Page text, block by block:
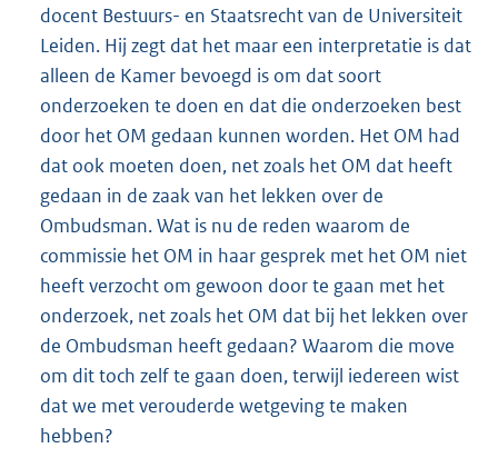
docent Bestuurs- en Staatsrecht van de Universiteit
Leiden. Hij zegt dat het maar een interpretatie is dat
alleen de Kamer bevoegd is om dat soort
onderzoeken te doen en dat die onderzoeken best
door het OM gedaan kunnen worden. Het OM had
dat ook moeten doen, net zoals het OM dat heeft
gedaan in de zaak van het lekken over de
Ombudsman. Wat is nu de reden waarom de
commissie het OM in haar gesprek met het OM niet
heeft verzocht om gewoon door te gaan met het
onderzoek, net zoals het OM dat bij het lekken over
de Ombudsman heeft gedaan? Waarom die move
om dit toch zelf te gaan doen, terwijl iedereen wist
dat we met verouderde wetgeving te maken
hebben?